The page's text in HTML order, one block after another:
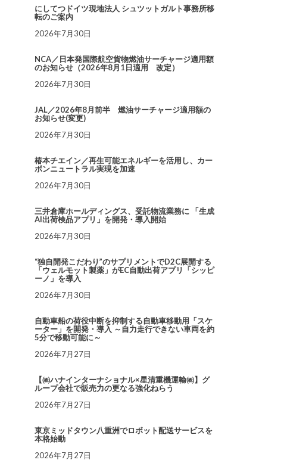
にしてつドイツ現地法人 シュツットガルト事務所移
転のご案内
2026年7月30日
NCA／日本発国際航空貨物燃油サーチャージ適用額
のお知らせ（2026年8月1日適用 改定）
2026年7月30日
JAL／2026年8月前半 燃油サーチャージ適用額の
お知らせ(変更)
2026年7月30日
椿本チエイン／再生可能エネルギーを活用し、カー
ボンニュートラル実現を加速
2026年7月30日
三井倉庫ホールディングス、受託物流業務に 「生成
AI出荷検品アプリ」を開発・導入開始
2026年7月30日
“独自開発こだわり”のサプリメントでD2C展開する
「ウェルモット製薬」がEC自動出荷アプリ「シッピ
ーノ」を導入
2026年7月30日
自動車船の荷役中断を抑制する自動車移動用「スケ
ーター」を開発・導入 ～自力走行できない車両を約
5分で移動可能に～
2026年7月27日
【㈱ハナインターナショナル×星清重機運輸㈱】グ
ループ会社で販売力の更なる強化ねらう
2026年7月27日
東京ミッドタウン八重洲でロボット配送サービスを
本格始動
2026年7月27日